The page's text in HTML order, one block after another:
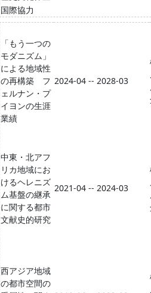
国際協力
「もう一つの
モダニズム」
による地域性
の再構築 フ
ェルナン・プ
イヨンの生涯
業績
2024-04 -- 2028-03
中東・北アフ
リカ地域にお
けるヘレニズ
ム基盤の継承
に関する都市
文献史的研究
2021-04 -- 2024-03
西アジア地域
の都市空間の